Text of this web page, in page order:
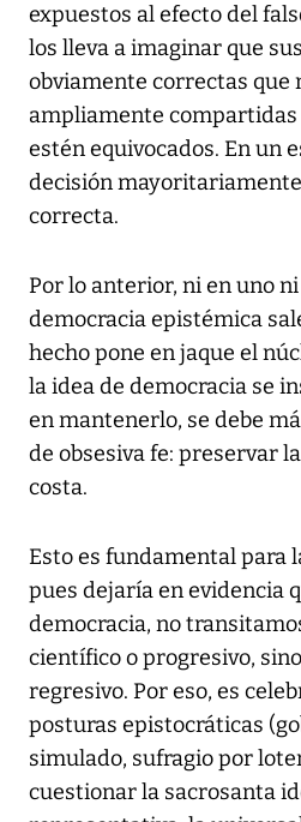
expuestos al efecto del
los lleva a imaginar que
obviamente correctas que
ampliamente compartidas
estén equivocados. En un
decisión
correcta.
Por lo anterior, ni en uno
democracia epistémica
hecho pone en jaque el
la idea de democracia se
en mantenerlo, se debe
de obsesiva fe: preservar
costa.
Esto es fundamental para
pues dejaría en evidencia
democracia, no
científico o progresivo,
regresivo. Por eso, es
posturas epistocráticas
simulado, sufragio por
cuestionar la sacrosanta